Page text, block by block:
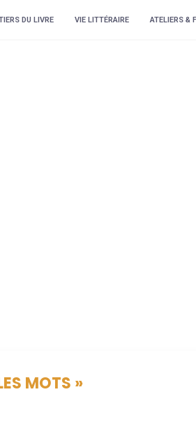
DU LIVRE VIE LITTÉRAIRE ATELIERS &
MOTS »